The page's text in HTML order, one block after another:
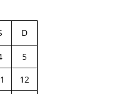
D
5
12